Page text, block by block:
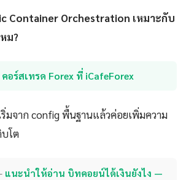
Container Orchestration เหมาะกับ
ม?
คอร์สเทรด Forex ที่ iCafeForex
มจาก config พื้นฐานแล้วค่อยเพิ่มความ
โต
แนะนำให้อ่าน บิทคอยน์ได้เงินยังไง —